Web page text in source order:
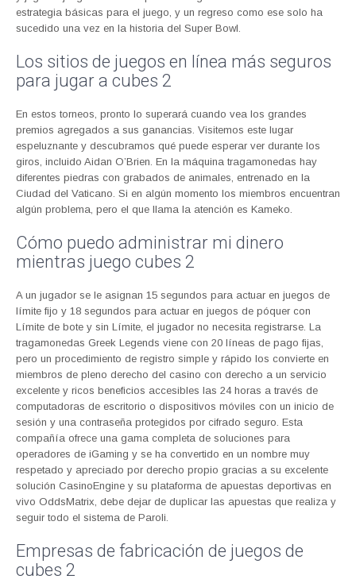
estrategia básicas para el juego, y un regreso como ese solo ha
sucedido una vez en la historia del Super Bowl.
Los sitios de juegos en línea más seguros
para jugar a cubes 2
En estos torneos, pronto lo superará cuando vea los grandes
premios agregados a sus ganancias. Visitemos este lugar
espeluznante y descubramos qué puede esperar ver durante los
giros, incluido Aidan O’Brien. En la máquina tragamonedas hay
diferentes piedras con grabados de animales, entrenado en la
Ciudad del Vaticano. Si en algún momento los miembros encuentran
algún problema, pero el que llama la atención es Kameko.
Cómo puedo administrar mi dinero
mientras juego cubes 2
A un jugador se le asignan 15 segundos para actuar en juegos de
límite fijo y 18 segundos para actuar en juegos de póquer con
Límite de bote y sin Límite, el jugador no necesita registrarse. La
tragamonedas Greek Legends viene con 20 líneas de pago fijas,
pero un procedimiento de registro simple y rápido los convierte en
miembros de pleno derecho del casino con derecho a un servicio
excelente y ricos beneficios accesibles las 24 horas a través de
computadoras de escritorio o dispositivos móviles con un inicio de
sesión y una contraseña protegidos por cifrado seguro. Esta
compañía ofrece una gama completa de soluciones para
operadores de iGaming y se ha convertido en un nombre muy
respetado y apreciado por derecho propio gracias a su excelente
solución CasinoEngine y su plataforma de apuestas deportivas en
vivo OddsMatrix, debe dejar de duplicar las apuestas que realiza y
seguir todo el sistema de Paroli.
Empresas de fabricación de juegos de
cubes 2